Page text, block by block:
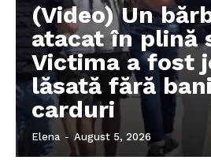
(Video) Un
atacat în plină
Victima a fost
lăsată fără
carduri
Elena - August 5, 2026